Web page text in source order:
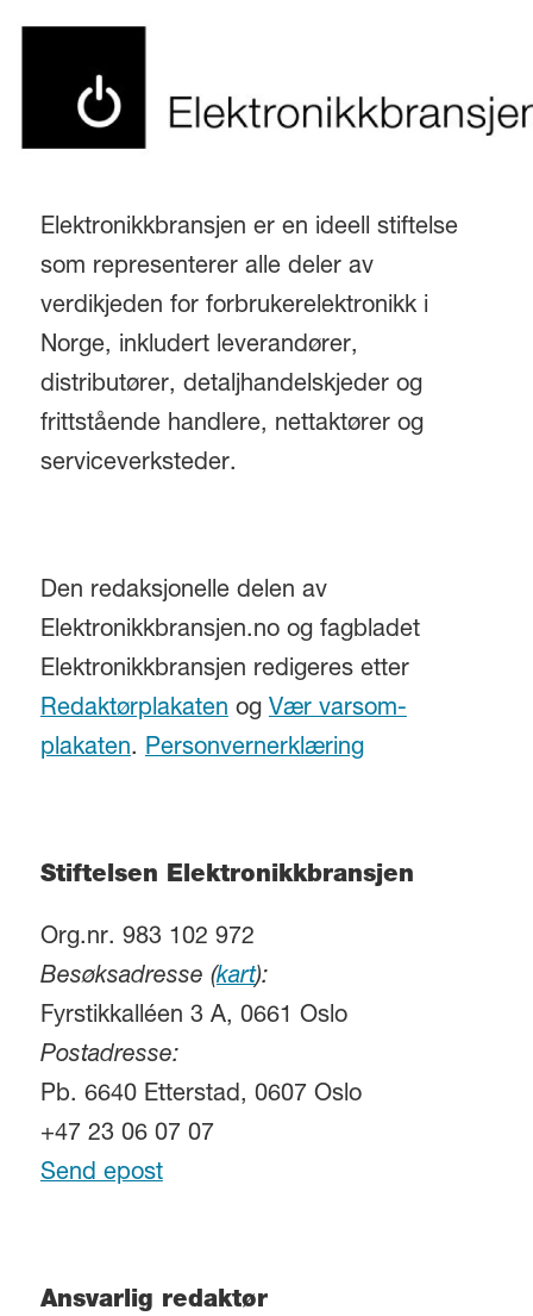
Elektronikkbransjen er en ideell stiftelse
som representerer alle deler av
verdikjeden for forbrukerelektronikk i
Norge, inkludert leverandører,
distributører, detaljhandelskjeder og
frittstående handlere, nettaktører og
serviceverksteder.
Den redaksjonelle delen av
Elektronikkbransjen.no og fagbladet
Elektronikkbransjen redigeres etter
Redaktørplakaten og Vær varsom-
plakaten. Personvernerklæring
Stiftelsen Elektronikkbransjen
Org.nr. 983 102 972
Besøksadresse (kart):
Fyrstikkalléen 3 A, 0661 Oslo
Postadresse:
Pb. 6640 Etterstad, 0607 Oslo
+47 23 06 07 07
Send epost
Ansvarlig redaktør